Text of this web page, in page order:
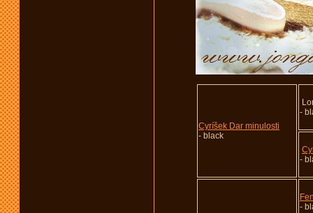
Cyríšek Dar minulosti
- black
-
-
-